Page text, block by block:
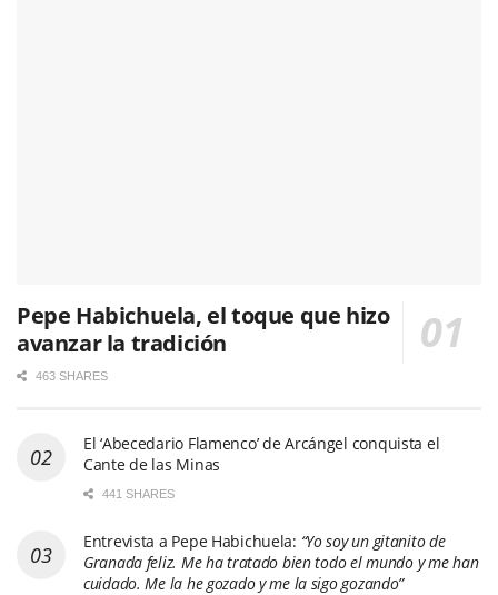
Pepe Habichuela, el toque que hizo
avanzar la tradición
463 SHARES
El ‘Abecedario Flamenco’ de Arcángel conquista el
Cante de las Minas
441 SHARES
Entrevista a Pepe Habichuela: “Yo soy un gitanito de
Granada feliz. Me ha tratado bien todo el mundo y me han
cuidado. Me la he gozado y me la sigo gozando”